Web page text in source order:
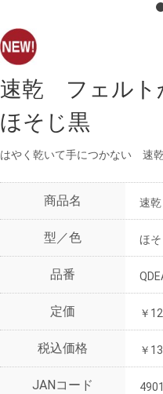
速乾 フェルト
ほそじ黒
はやく乾いて手につかない 速
商品名 速
型／色 ほ
品番
定価 ￥
税込価格 ￥
JANコード